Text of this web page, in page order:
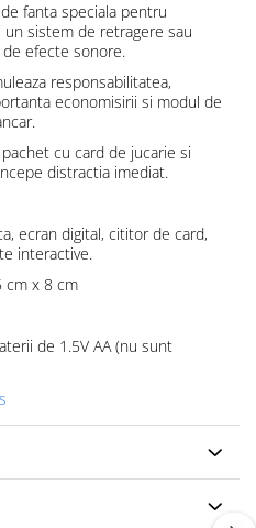
fanta speciala pentru
sistem de retragere sau
efecte sonore.
responsabilitatea,
economisirii si modul de
cu card de jucarie si
distractia imediat.
ecran digital, cititor de card,
interactive.
cm x 8 cm
de 1.5V AA (nu sunt